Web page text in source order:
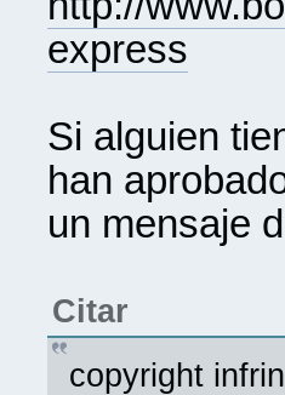
express
Si alguien
han
un mensaje
Citar
copyright